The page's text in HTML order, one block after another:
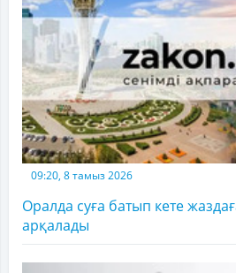
09:20, 8 тамыз 2026
Оралда суға батып кете
арқалады